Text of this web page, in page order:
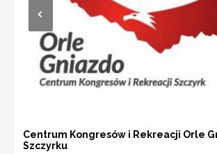
Centrum Kongresów i Rekreacji Orle
Szczyrku